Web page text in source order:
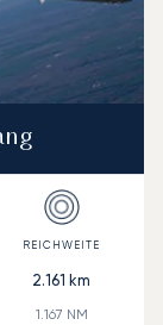
2.161 km
1.167 NM